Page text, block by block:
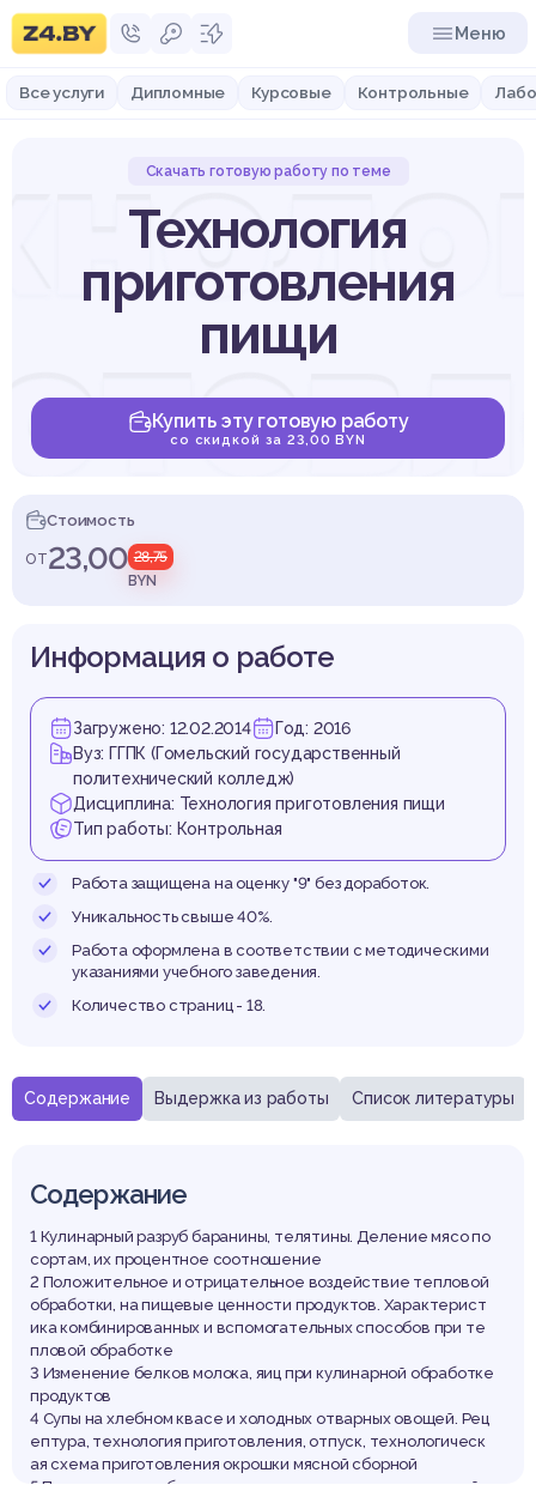
Меню
Все услуги Дипломные Курсовые Контрольные
Скачать готовую работу по теме
Технология
приготовления
пищи
Купить эту готовую работу
со скидкой за 23,00 BYN
пищи
Стоимость
от23,00 28,75
BYN
Содержание Выдержка из работы Список литературы
Содержание
1 Кулинарный разруб баранины, телятины. Деление мясо по
сортам, их процентное соотношение
2 Положительное и отрицательное воздействие тепловой
обработки, на пищевые ценности продуктов. Характерист
ика комбинированных и вспомогательных способов при те
пловой обработке
3 Изменение белков молока, яиц при кулинарной обработке
продуктов
4 Супы на хлебном квасе и холодных отварных овощей. Рец
ептура, технология приготовления, отпуск, технологическ
ая схема приготовления окрошки мясной сборной
5 Приготовление блюд из отварных, припущенных овощей и
Информация о работе
Загружено: 12.02.2014
Год: 2016
Вуз: ГГПК (Гомельский государственный
политехнический колледж)
Дисциплина: Технология приготовления пищи
Тип работы: Контрольная
Работа защищена на оценку "9" без доработок.
Уникальность свыше 40%.
Работа оформлена в соответствии с методическими
указаниями учебного заведения.
Количество страниц - 18.